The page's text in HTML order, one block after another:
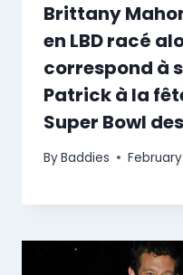
Brittany
en LBD racé
correspond à
Patrick à la
Super Bowl
ByBaddies February